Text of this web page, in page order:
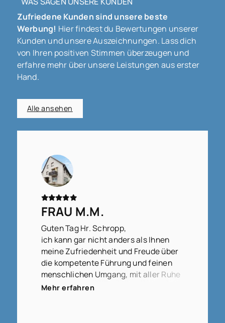
Zufriedene Kunden sind unsere beste
Werbung! Hier findest du Bewertungen unserer
Kunden und unsere Auszeichnungen. Lass dich
von Ihren positiven Stimmen überzeugen und
erfahre mehr über unsere Leistungen aus erster
Hand.
Alle ansehen
FRAU M.M.
Guten Tag Hr. Schropp,
ich kann gar nicht anders als Ihnen
meine Zufriedenheit und Freude über
die kompetente Führung und feinen
menschlichen Umgang, mit aller Ruhe
und Klarheit in der Vorgehensweise,
Mehr erfahren